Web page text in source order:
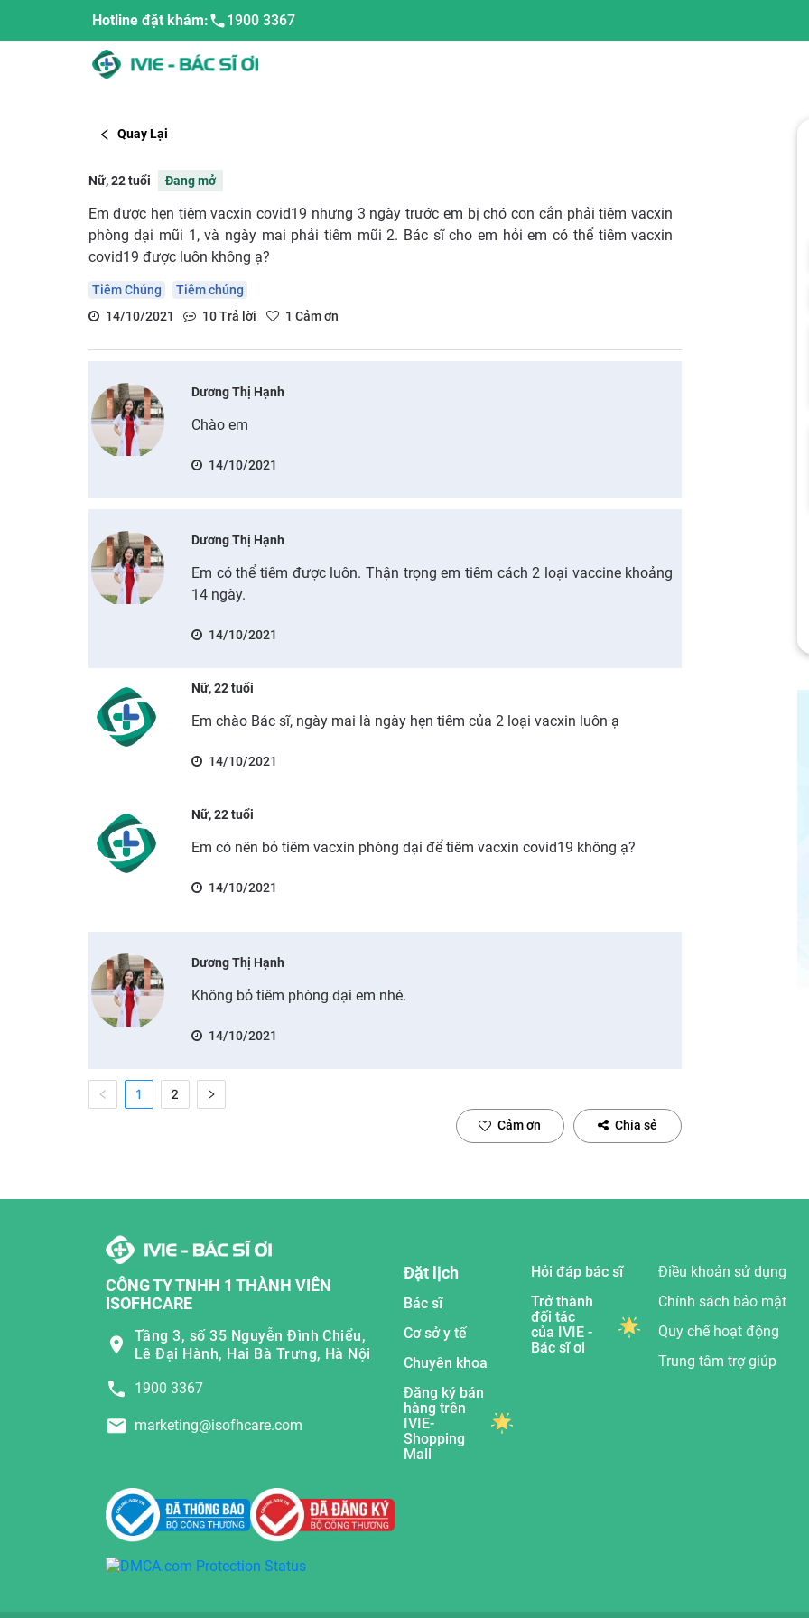
Hotline đặt khám: 1900 3367
Quay Lại
Nữ, 22 tuổi Đang mở
Em được hẹn tiêm vacxin covid19 nhưng 3 ngày trước em bị chó con cắn phải tiêm vacxin
phòng dại mũi 1, và ngày mai phải tiêm mũi 2. Bác sĩ cho em hỏi em có thể tiêm vacxin
covid19 được luôn không ạ?
Tiêm Chủng
Tiêm chủng
14/10/2021
10Trả lời 1 Cảm ơn
Dương Thị Hạnh
Chào em
14/10/2021
Dương Thị Hạnh
Em có thể tiêm được luôn. Thận trọng em tiêm cách 2 loại vaccine khoảng
14 ngày.
14/10/2021
Nữ, 22 tuổi
Em chào Bác sĩ, ngày mai là ngày hẹn tiêm của 2 loại vacxin luôn ạ
14/10/2021
Nữ, 22 tuổi
Em có nên bỏ tiêm vacxin phòng dại để tiêm vacxin covid19 không ạ?
14/10/2021
Dương Thị Hạnh
Không bỏ tiêm phòng dại em nhé.
14/10/2021
1 2
Cảm ơn Chia sẻ
CÔNG TY TNHH 1 THÀNH VIÊN
ISOFHCARE
Tầng 3, số 35 Nguyễn Đình Chiểu,
Lê Đại Hành, Hai Bà Trưng, Hà Nội
1900 3367
marketing@isofhcare.com
Đặt lịch
Bác sĩ
Cơ sở y tế
Chuyên khoa
Đăng ký bán
hàng trên
IVIE-
Shopping
Mall
Hỏi đáp bác sĩ
Trở thành
đối tác
của IVIE -
Bác sĩ ơi
Điều khoản sử dụng
Chính sách bảo mật
Quy chế hoạt động
Trung tâm trợ giúp